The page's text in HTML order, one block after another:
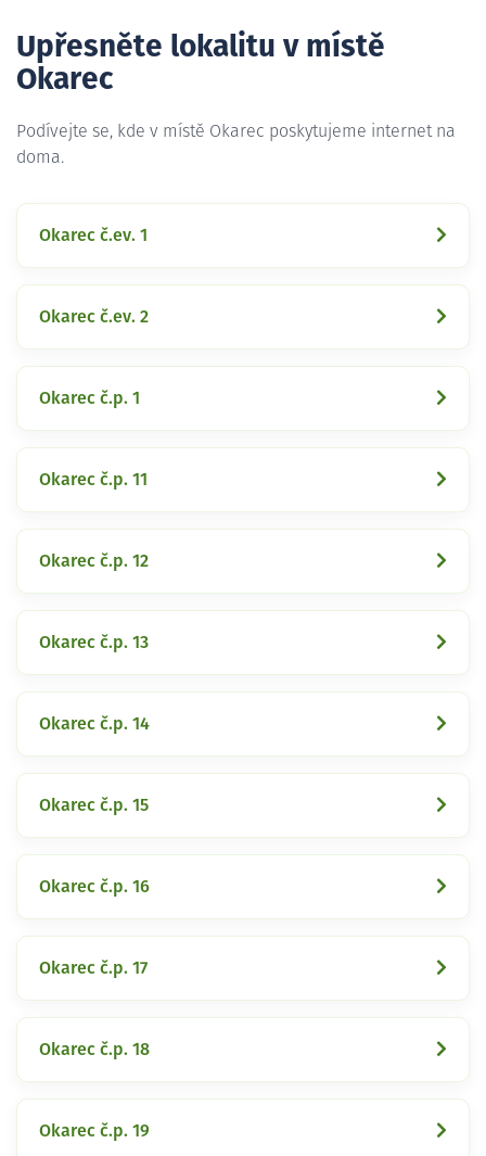
Upřesněte lokalitu v místě
Okarec
Podívejte se, kde v místě Okarec poskytujeme internet na
doma.
Okarec č.ev. 1
Okarec č.ev. 2
Okarec č.p. 1
Okarec č.p. 11
Okarec č.p. 12
Okarec č.p. 13
Okarec č.p. 14
Okarec č.p. 15
Okarec č.p. 16
Okarec č.p. 17
Okarec č.p. 18
Okarec č.p. 19